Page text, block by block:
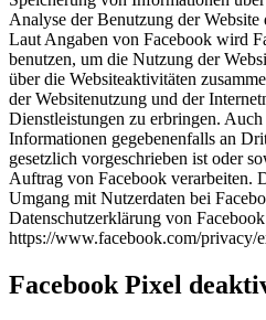
Analyse der Benutzung der
Laut Angaben von Facebook wird
benutzen, um die Nutzung der
über die Websiteaktivitäten
der Websitenutzung und der
Dienstleistungen zu erbringen.
Informationen gegebenenfalls an
gesetzlich vorgeschrieben ist oder
Auftrag von Facebook verarbeiten.
Umgang mit Nutzerdaten bei
Datenschutzerklärung von
https://www.facebook.com/privacy/
Facebook Pixel